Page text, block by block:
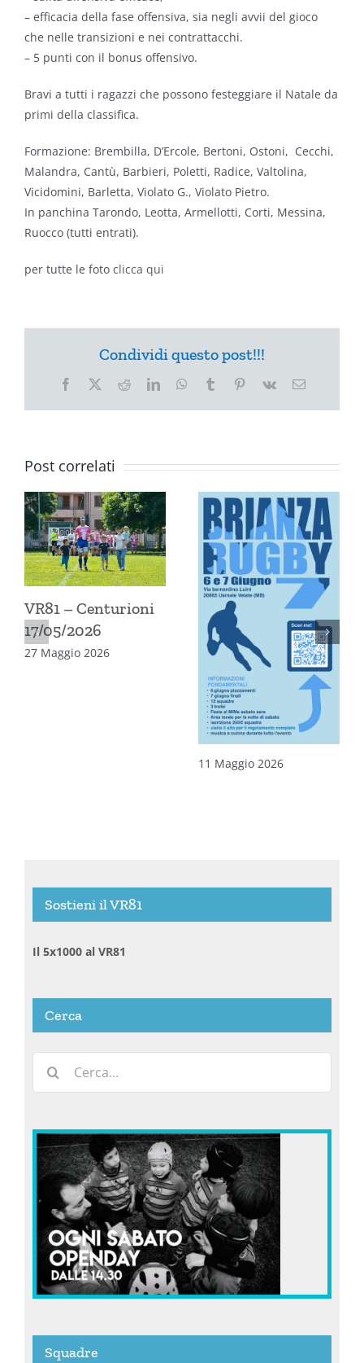
– efficacia della fase offensiva, sia negli avvii del gioco
che nelle transizioni e nei contrattacchi.
– 5 punti con il bonus offensivo.
Bravi a tutti i ragazzi che possono festeggiare il Natale da
primi della classifica.
Formazione: Brembilla, D’Ercole, Bertoni, Ostoni, Cecchi,
Malandra, Cantù, Barbieri, Poletti, Radice, Valtolina,
Vicidomini, Barletta, Violato G., Violato Pietro.
In panchina Tarondo, Leotta, Armellotti, Corti, Messina,
Ruocco (tutti entrati).
per tutte le foto clicca qui
Condividi questo post!!!
Facebook
X RedditLinkedInWhatsApp
Tumblr Pinterest
Vk Email
Post correlati
VR81 – Centurioni
17/05/2026
27 Maggio 2026
11 Maggio 2026
Sostieni il VR81
Il 5x1000 al VR81
Cerca
per:
Squadre